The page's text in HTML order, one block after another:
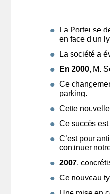
La Porteuse
en face d’un
La société a
En 2000, M.
Ce
parking.
Cette
Ce succès
C’est pour
continuer
2007,
Ce nouveau